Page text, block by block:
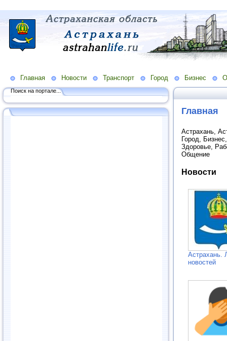
Главная Новости Транспорт Город Бизнес
Поиск на портале...
Главная
Астрахань,
Город,
Здоровье,
Общение
Новости
Астрахань.
новостей